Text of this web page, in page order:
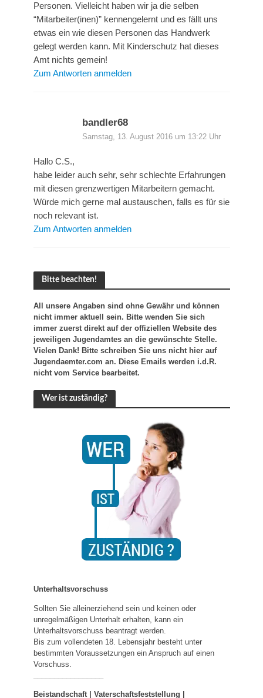
Personen. Vielleicht haben wir ja die selben
“Mitarbeiter(inen)” kennengelernt und es fällt uns
etwas ein wie diesen Personen das Handwerk
gelegt werden kann. Mit Kinderschutz hat dieses
Amt nichts gemein!
Zum Antworten anmelden
bandler68
Samstag, 13. August 2016 um 13:22 Uhr
Hallo C.S.,
habe leider auch sehr, sehr schlechte Erfahrungen
mit diesen grenzwertigen Mitarbeitern gemacht.
Würde mich gerne mal austauschen, falls es für sie
noch relevant ist.
Zum Antworten anmelden
Bitte beachten!
All unsere Angaben sind ohne Gewähr und können
nicht immer aktuell sein. Bitte wenden Sie sich
immer zuerst direkt auf der offiziellen Website des
jeweiligen Jugendamtes an die gewünschte Stelle.
Vielen Dank! Bitte schreiben Sie uns nicht hier auf
Jugendaemter.com an. Diese Emails werden i.d.R.
nicht vom Service bearbeitet.
Wer ist zuständig?
Unterhaltsvorschuss
Sollten Sie alleinerziehend sein und keinen oder
unregelmäßigen Unterhalt erhalten, kann ein
Unterhaltsvorschuss beantragt werden.
Bis zum vollendeten 18. Lebensjahr besteht unter
bestimmten Voraussetzungen ein Anspruch auf einen
Vorschuss.
Beistandschaft | Vaterschaftsfeststellung |